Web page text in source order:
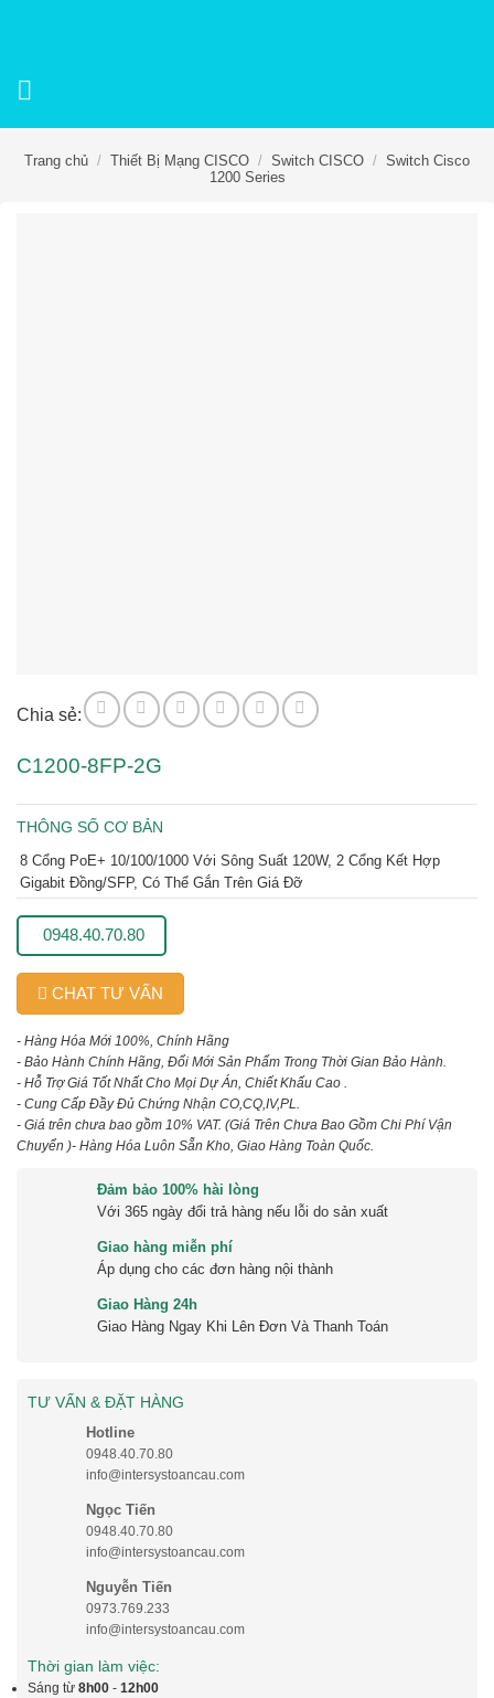
Trang chủ / Thiết Bị Mạng CISCO / Switch CISCO / Switch Cisco
1200 Series
Chia sẻ:
C1200-8FP-2G
THÔNG SỐ CƠ BẢN
8 Cổng PoE+ 10/100/1000 Với Sông Suất 120W, 2 Cổng Kết Hợp
Gigabit Đồng/SFP, Có Thể Gắn Trên Giá Đỡ
0948.40.70.80
CHAT TƯ VẤN
- Hàng Hóa Mới 100%, Chính Hãng
- Bảo Hành Chính Hãng, Đổi Mới Sản Phẩm Trong Thời Gian Bảo Hành.
- Hỗ Trợ Giá Tốt Nhất Cho Mọi Dự Án, Chiết Khấu Cao .
- Cung Cấp Đầy Đủ Chứng Nhận CO,CQ,IV,PL.
- Giá trên chưa bao gồm 10% VAT. (Giá Trên Chưa Bao Gồm Chi Phí Vận
Chuyển )- Hàng Hóa Luôn Sẵn Kho, Giao Hàng Toàn Quốc.
Đảm bảo 100% hài lòng
Với 365 ngày đổi trả hàng nếu lỗi do sản xuất
Giao hàng miễn phí
Áp dụng cho các đơn hàng nội thành
Giao Hàng 24h
Giao Hàng Ngay Khi Lên Đơn Và Thanh Toán
TƯ VẤN & ĐẶT HÀNG
Hotline
0948.40.70.80
info@intersystoancau.com
Ngọc Tiến
0948.40.70.80
info@intersystoancau.com
Nguyễn Tiến
0973.769.233
info@intersystoancau.com
Thời gian làm việc:
Sáng từ 8h00 - 12h00